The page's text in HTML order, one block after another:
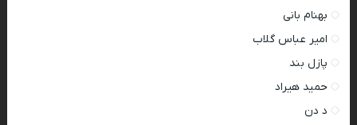
بهنام بانی
امیر عباس گلاب
پازل بند
حمید هیراد
د دن